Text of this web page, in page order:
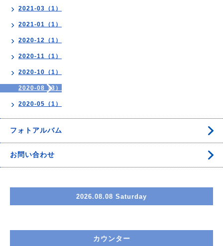
2021-03（1）
2021-01（1）
2020-12（1）
2020-11（1）
2020-10（1）
2020-08（3）
2020-05（1）
フォトアルバム
お問い合わせ
2026.08.08 Saturday
カウンター